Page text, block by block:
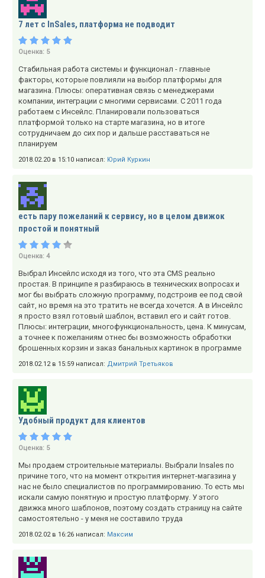
7 лет с InSales, платформа не подводит
Оценка: 5
Стабильная работа системы и функционал - главные
факторы, которые повлияли на выбор платформы для
магазина. Плюсы: оперативная связь с менеджерами
компании, интеграции с многими сервисами. С 2011 года
работаем с Инсейлс. Планировали пользоваться
платформой только на старте магазина, но в итоге
сотрудничаем до сих пор и дальше расставаться не
планируем
2018.02.20 в 15:10 написал: Юрий Куркин
есть пару пожеланий к сервису, но в целом движок
простой и понятный
Оценка: 4
Выбрал Инсейлс исходя из того, что эта CMS реально
простая. В принципе я разбираюсь в технических вопросах и
мог бы выбрать сложную программу, подстроив ее под свой
сайт, но время на это тратить не всегда хочется. А в Инсейлс
я просто взял готовый шаблон, вставил его и сайт готов.
Плюсы: интеграции, многофункциональность, цена. К минусам,
а точнее к пожеланиям отнес бы возможность обработки
брошенных корзин и заказ банальных картинок в программе
2018.02.12 в 15:59 написал: Дмитрий Третьяков
Удобный продукт для клиентов
Оценка: 5
Мы продаем строительные материалы. Выбрали Insales по
причине того, что на момент открытия интернет-магазина у
нас не было специалистов по программированию. То есть мы
искали самую понятную и простую платформу. У этого
движка много шаблонов, поэтому создать страницу на сайте
самостоятельно - у меня не составило труда
2018.02.02 в 16:26 написал: Максим